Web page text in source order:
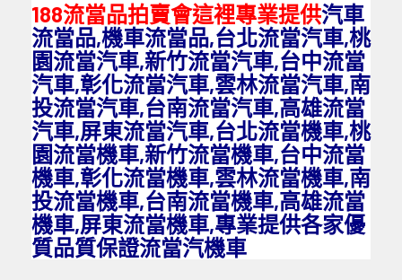
188流當品拍賣會這裡專業提供汽車
流當品,機車流當品,台北流當汽車,桃
園流當汽車,新竹流當汽車,台中流當
汽車,彰化流當汽車,雲林流當汽車,南
投流當汽車,台南流當汽車,高雄流當
汽車,屏東流當汽車,台北流當機車,桃
園流當機車,新竹流當機車,台中流當
機車,彰化流當機車,雲林流當機車,南
投流當機車,台南流當機車,高雄流當
機車,屏東流當機車,專業提供各家優
質品質保證流當汽機車